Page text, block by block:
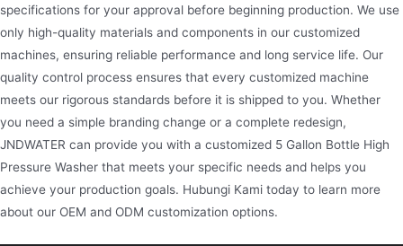
specifications for your approval before beginning production. We use
only high-quality materials and components in our customized
machines, ensuring reliable performance and long service life. Our
quality control process ensures that every customized machine
meets our rigorous standards before it is shipped to you. Whether
you need a simple branding change or a complete redesign,
JNDWATER can provide you with a customized 5 Gallon Bottle High
Pressure Washer that meets your specific needs and helps you
achieve your production goals. Hubungi Kami today to learn more
about our OEM and ODM customization options.